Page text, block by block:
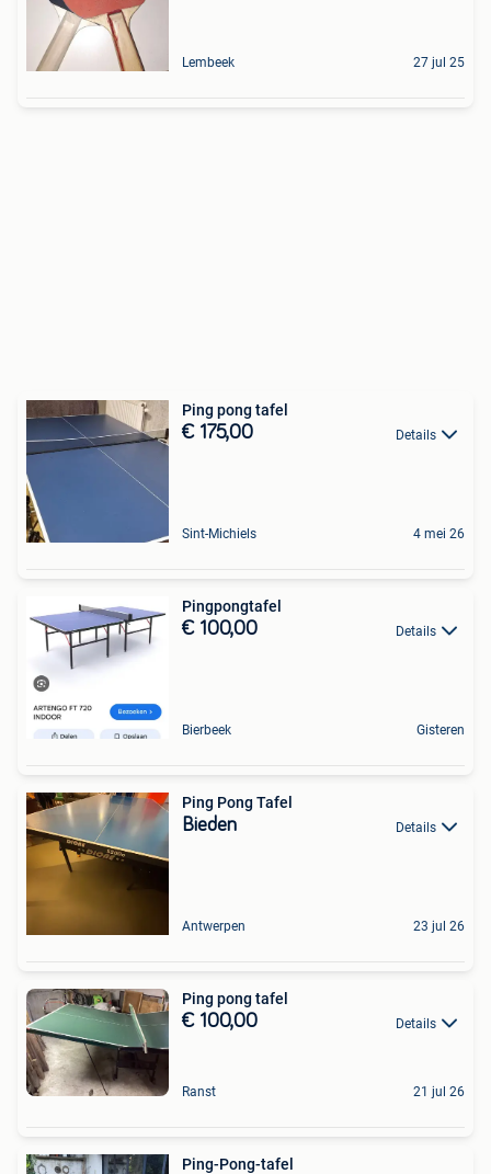
Lembeek 27 jul 25
Ping pong tafel
€ 175,00 Details
Sint-Michiels 4 mei 26
Pingpongtafel
€ 100,00 Details
Bierbeek Gisteren
Ping Pong Tafel
Bieden Details
Antwerpen 23 jul 26
Ping pong tafel
€ 100,00 Details
Ranst 21 jul 26
Ping-Pong-tafel